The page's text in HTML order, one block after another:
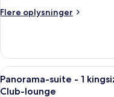
-
(Sky
View)
Flere oplysninger
Flere
værelse
2
enkeltsenge
Indlæs
alle
10
Panorama-suite - 1
Club-lounge